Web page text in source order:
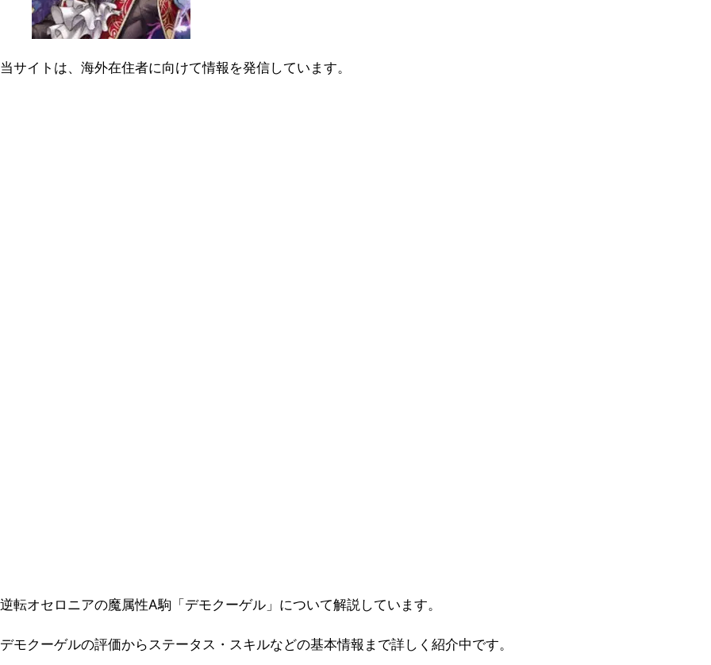
当サイトは、海外在住者に向けて情報を発信しています。
逆転オセロニアの魔属性A駒「デモクーゲル」について解説しています。
デモクーゲルの評価からステータス・スキルなどの基本情報まで詳しく紹介中です。